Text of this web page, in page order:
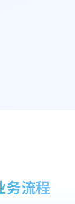
务流程